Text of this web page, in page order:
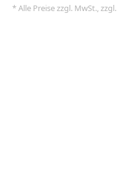
* Alle Preise zzgl. MwSt., zzgl.